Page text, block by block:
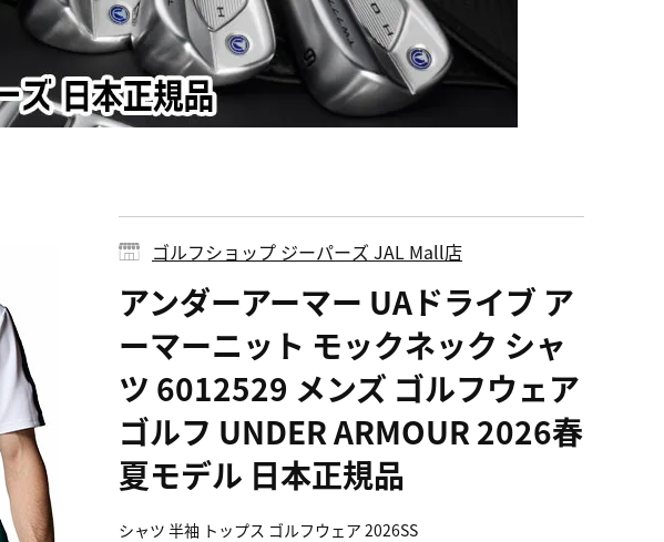
ゴルフショップ ジーパーズ JAL Mall店
アンダーアーマー UAドライブ ア
ーマーニット モックネック シャ
ツ 6012529 メンズ ゴルフウェア
ゴルフ UNDER ARMOUR 2026春
夏モデル 日本正規品
シャツ 半袖 トップス ゴルフウェア 2026SS